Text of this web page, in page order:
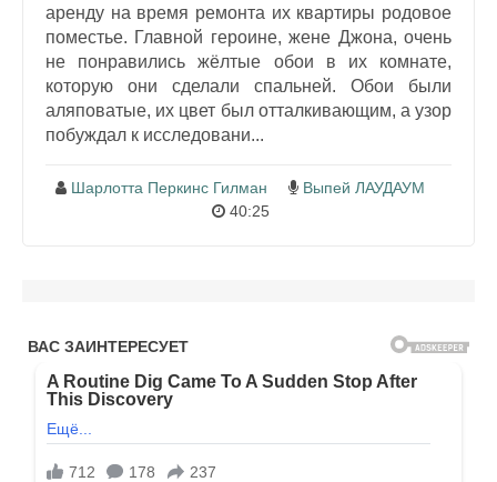
аренду на время ремонта их квартиры родовое
поместье. Главной героине, жене Джона, очень
не понравились жёлтые обои в их комнате,
которую они сделали спальней. Обои были
аляповатые, их цвет был отталкивающим, а узор
побуждал к исследовани...
Шарлотта Перкинс Гилман
Выпей ЛАУДАУМ
40:25